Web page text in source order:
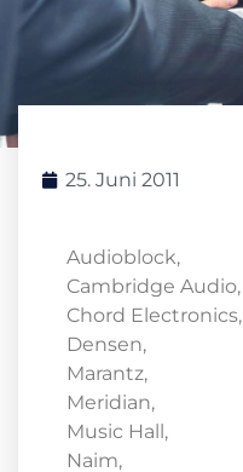
25. Juni 2011
Audioblock,
Cambridge Audio,
Chord Electronics,
Densen,
Marantz,
Meridian,
Music Hall,
Naim,